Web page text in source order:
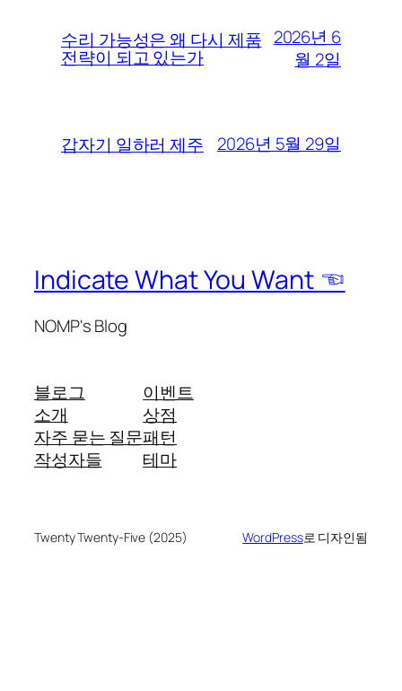
수리 가능성은 왜 다시 제품
전략이 되고 있는가
2026년 6
월 2일
갑자기 일하러 제주 2026년 5월 29일
Indicate What You Want ☜
NOMP's Blog
블로그
소개
자주 묻는 질문
작성자들
이벤트
상점
패턴
테마
Twenty Twenty-Five (2025) WordPress로 디자인됨